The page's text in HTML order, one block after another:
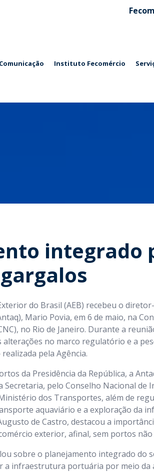
Comunicação Instituto Fecomércio
integrado
do Brasil (AEB) recebeu o
Mario Povia, em 6 de maio, na
no Rio de Janeiro. Durante a
no marco regulatório e a
pela Agência.
da Presidência da República, a
pelo Conselho Nacional de
dos Transportes, além de
aquaviário e a exploração da
de Castro, destacou a
exterior, afinal, sem portos
sobre o planejamento integrado do
infraestrutura portuária por meio da